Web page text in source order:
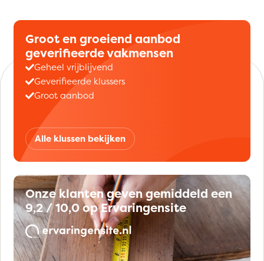
Groot en groeiend aanbod
geverifieerde vakmensen
Geheel vrijblijvend
Geverifieerde klussers
Groot aanbod
Alle klussen bekijken
Onze klanten geven gemiddeld een
9,2 / 10,0 op Ervaringensite